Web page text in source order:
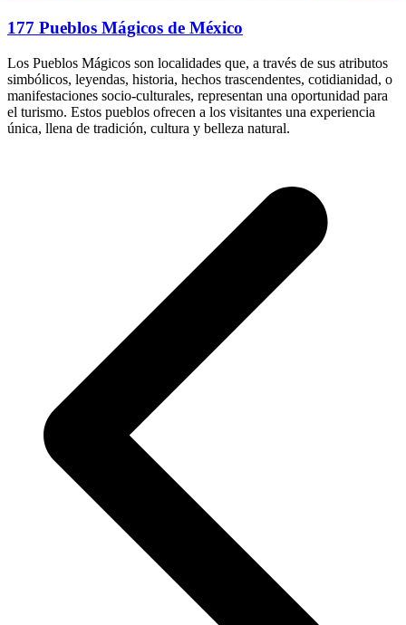
177 Pueblos Mágicos de México
Los Pueblos Mágicos son localidades que, a través de sus atributos
simbólicos, leyendas, historia, hechos trascendentes, cotidianidad, o
manifestaciones socio-culturales, representan una oportunidad para
el turismo. Estos pueblos ofrecen a los visitantes una experiencia
única, llena de tradición, cultura y belleza natural.